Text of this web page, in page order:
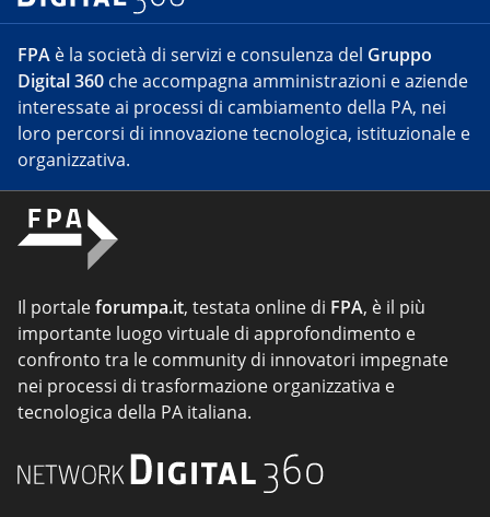
FPA è la società di servizi e consulenza del Gruppo
Digital 360 che accompagna amministrazioni e aziende
interessate ai processi di cambiamento della PA, nei
loro percorsi di innovazione tecnologica, istituzionale e
organizzativa.
Il portaleforumpa.it, testata online di FPA, è il più
importante luogo virtuale di approfondimento e
confronto tra le community di innovatori impegnate
nei processi di trasformazione organizzativa e
tecnologica della PA italiana.